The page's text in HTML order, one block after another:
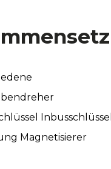
Inbusschlüssel
Magnetisierer